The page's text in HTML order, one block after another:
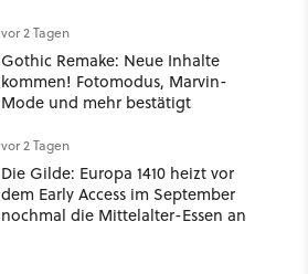
vor 2 Tagen
Gothic Remake: Neue Inhalte
kommen! Fotomodus, Marvin-
Mode und mehr bestätigt
vor 2 Tagen
Die Gilde: Europa 1410 heizt vor
dem Early Access im September
nochmal die Mittelalter-Essen an